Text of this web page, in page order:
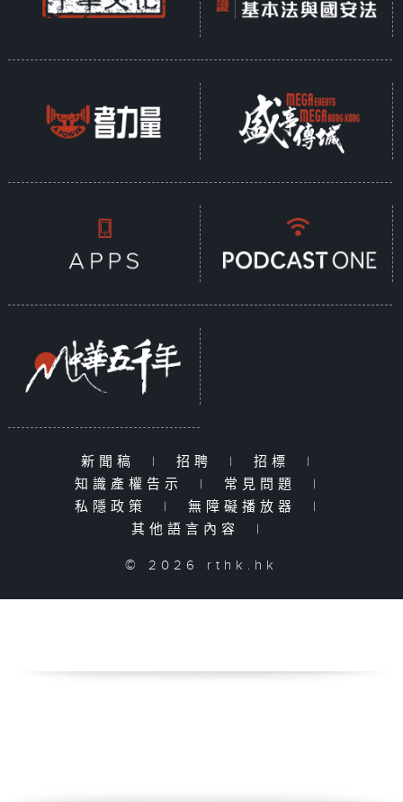
新聞稿 | 招聘 | 招標
|
知識產權告示
| 常見問題
|
私隱政策
| 無障礙播放器
|
其他語言內容
|
© 2026 rthk.hk